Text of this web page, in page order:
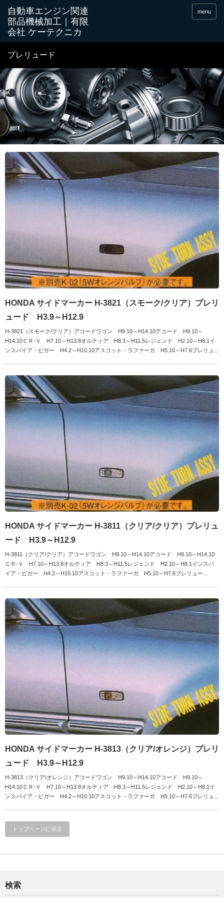
menu
プレリュード
HONDA サイドマーカー H-3821（スモーク/クリア）プレリ
ュード H3.9～H12.9
H-3821（スモーク/クリア）アコードワゴン H9.10～H14.10アコード H9.10～
H14.10ＣＲ-Ｖ H7.10～H13.8オルティア H8.3～H11.5レジェンド H2.10～H8.1イ
ンスパイア・ビガー H4.2～H10.10アスコット・ラファーガ H5.10～H7.6プレリュ...
HONDA サイドマーカー H-3811（クリア/クリア）プレリュ
ード H3.9～H12.9
H-3811（クリア/クリア）アコードワゴン H9.10～H14.10アコード H9.10～H14.10
ＣＲ-Ｖ H7.10～H13.8オルティア H8.3～H11.5レジェンド H2.10～H8.1インスパ
イア・ビガー H4.2～H10.10アスコット・ラファーガ H5.10～H7.6プレリュー...
HONDA サイドマーカー H-3813（クリア/オレンジ）プレリ
ュード H3.9～H12.9
H-3813（クリア/オレンジ）アコードワゴン H9.10～H14.10アコード H9.10～
H14.10ＣＲ-Ｖ H7.10～H13.8オルティア H8.3～H11.5レジェンド H2.10～H8.1イ
ンスパイア・ビガー H4.2～H10.10アスコット・ラファーガ H5.10～H7.6プレリュ...
トップページに戻る
検索